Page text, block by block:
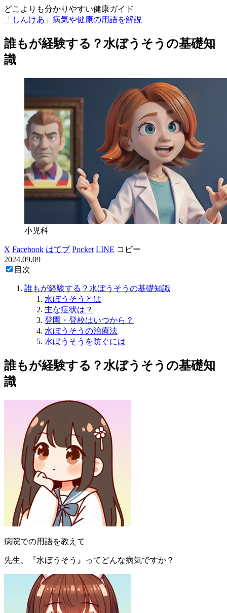
どこよりも分かりやすい健康ガイド
「しんけあ」病気や健康の用語を解説
誰もが経験する？水ぼうそうの基礎知
識
小児科
X Facebook はてブ Pocket LINE コピー
2024.09.09
目次
誰もが経験する？水ぼうそうの基礎知識
水ぼうそうとは
主な症状は？
登園・登校はいつから？
水ぼうそうの治療法
水ぼうそうを防ぐには
誰もが経験する？水ぼうそうの基礎知
識
病院での用語を教えて
先生、『水ぼうそう』ってどんな病気ですか？